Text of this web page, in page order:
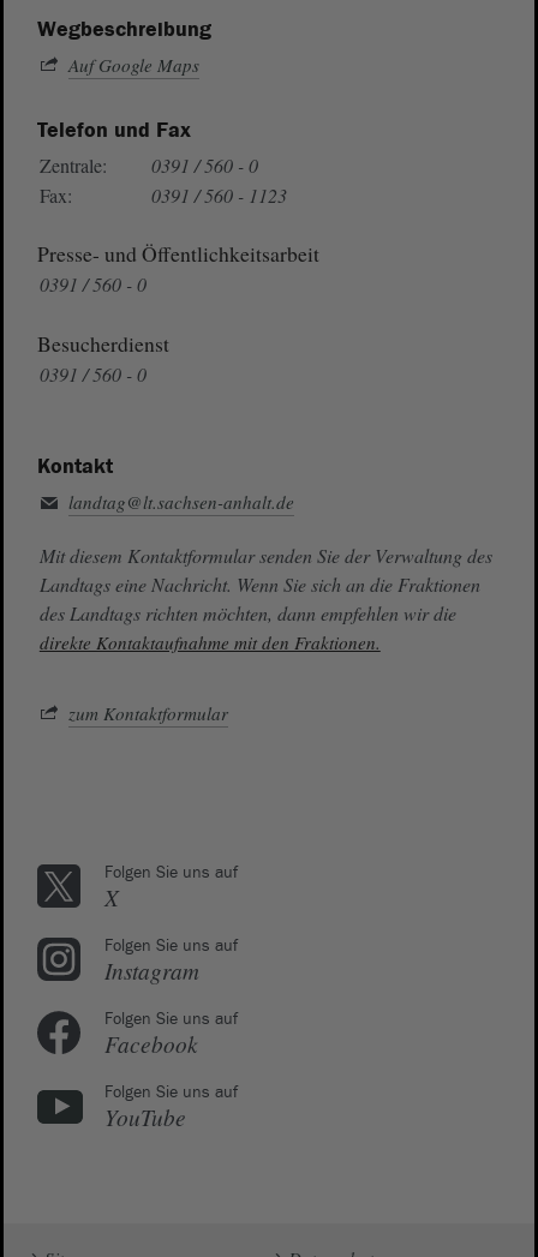
Wegbeschreibung
Auf Google Maps
Telefon und Fax
Zentrale:
0391 / 560 - 0
Fax:
0391 / 560 - 1123
Presse- und Öffentlichkeitsarbeit
0391 / 560 - 0
Besucherdienst
0391 / 560 - 0
Kontakt
landtag@lt.sachsen-anhalt.de
Mit diesem Kontaktformular senden Sie der Verwaltung des
Landtags eine Nachricht. Wenn Sie sich an die Fraktionen
des Landtags richten möchten, dann empfehlen wir die
direkte Kontaktaufnahme mit den Fraktionen.
zum Kontaktformular
Folgen Sie uns auf
X
Folgen Sie uns auf
Instagram
Folgen Sie uns auf
Facebook
Folgen Sie uns auf
YouTube